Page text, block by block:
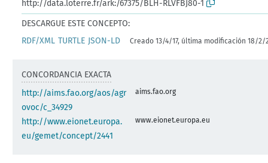
http://data.loterre.fr/ark:/67375/BLH-RLVFBJ80-1
DESCARGUE ESTE CONCEPTO:
RDF/XML TURTLE JSON-LD Creado 13/4/17, última modificación 18/2/
CONCORDANCIA EXACTA
http://aims.fao.org/aos/agr
ovoc/c_34929
aims.fao.org
http://www.eionet.europa.
eu/gemet/concept/2441
www.eionet.europa.eu